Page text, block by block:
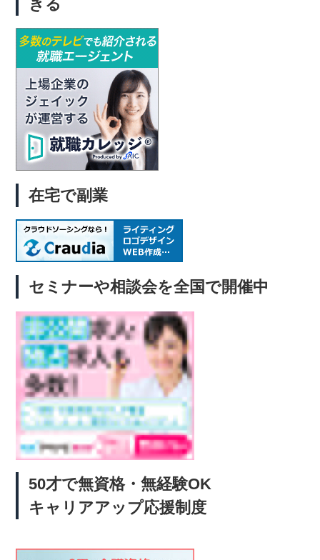
在宅で副業
セミナーや相談会を全国で開催中
50才で無資格・無経験OK
キャリアアップ応援制度